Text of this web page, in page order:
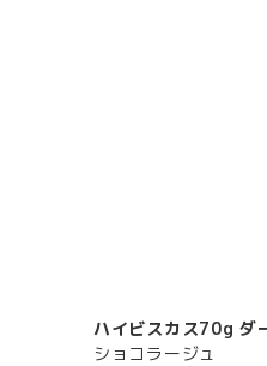
ハイビスカス70g ダ
ショコラージュ